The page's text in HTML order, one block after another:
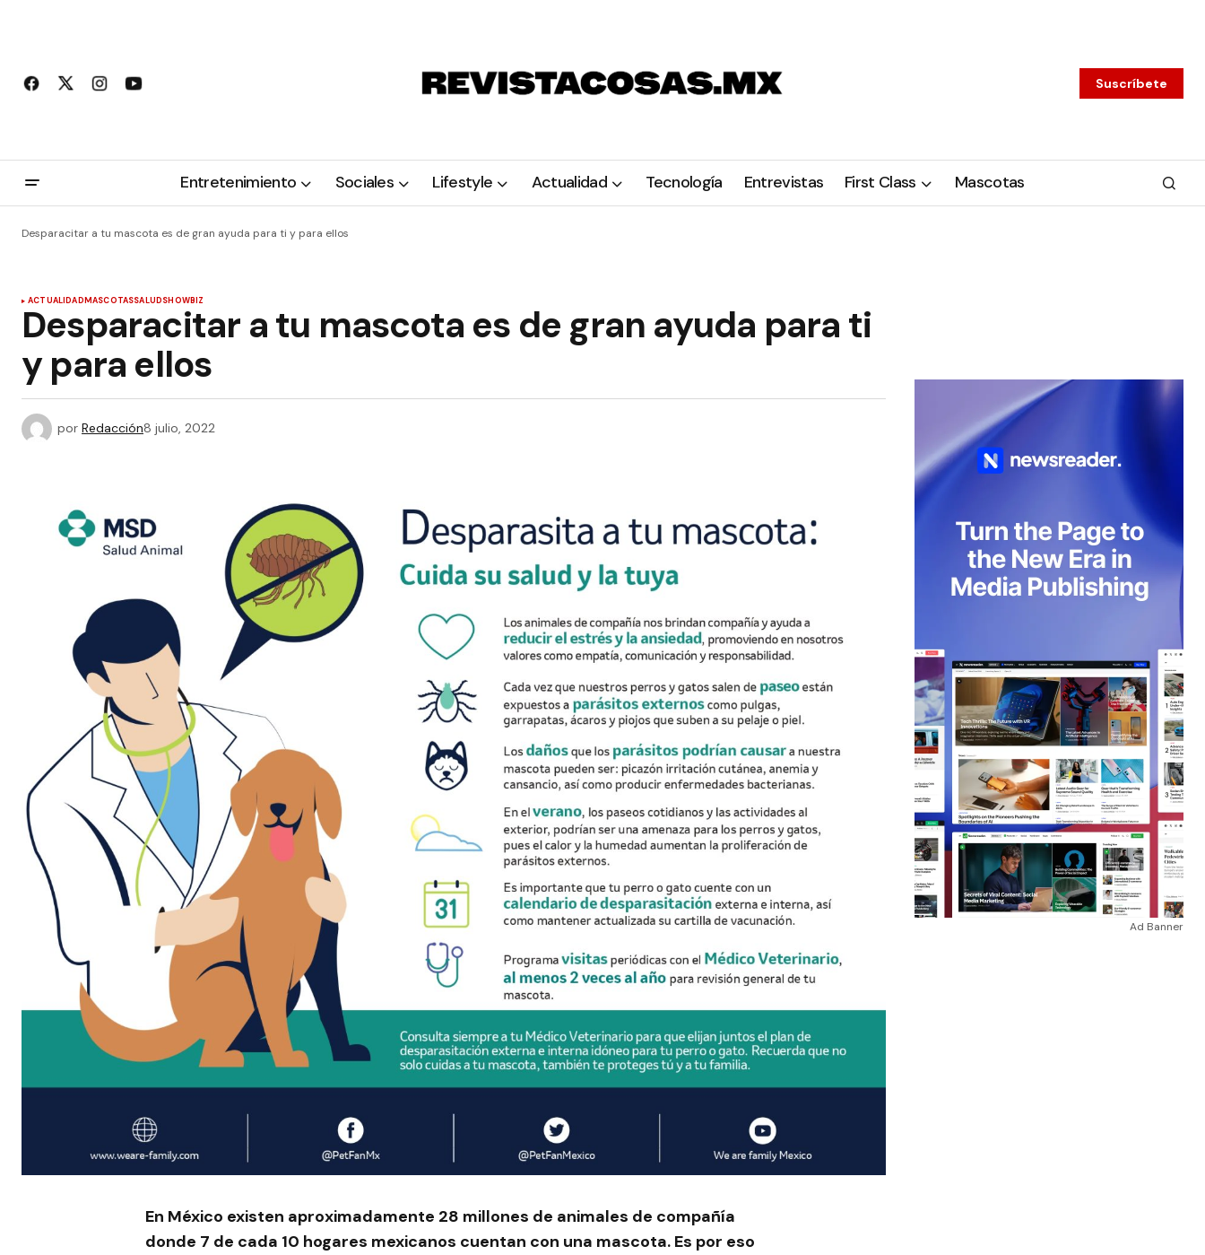
Suscríbete
Entretenimiento Sociales Lifestyle Actualidad Tecnología Entrevistas First Class Mascotas
Desparacitar a tu mascota es de gran ayuda para ti y para ellos
ACTUALIDADMASCOTASSALUDSHOWBIZ
Desparacitar a tu mascota es de gran ayuda para ti
y para ellos
por Redacción8 julio, 2022
En México existen aproximadamente 28 millones de animales de compañía
donde 7 de cada 10 hogares mexicanos cuentan con una mascota. Es por eso
Ad Banner